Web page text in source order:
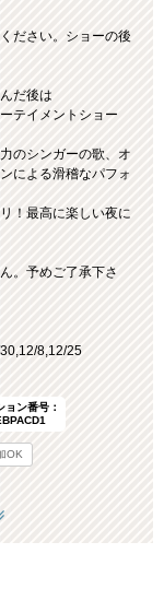
ださい。ショーの後
だ後は
テイメントショー
のシンガーの歌、オ
による滑稽なパフォ
！最高に楽しい夜に
。予めご了承下さ
8,12/25
ョン番号：
OK